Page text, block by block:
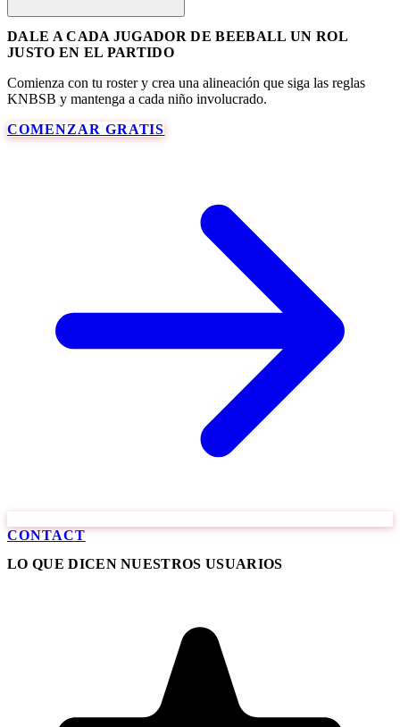
DALE A CADA JUGADOR DE BEEBALL UN ROL
JUSTO EN EL PARTIDO
Comienza con tu roster y crea una alineación que siga las reglas
KNBSB y mantenga a cada niño involucrado.
COMENZAR GRATIS
CONTACT
LO QUE DICEN NUESTROS USUARIOS